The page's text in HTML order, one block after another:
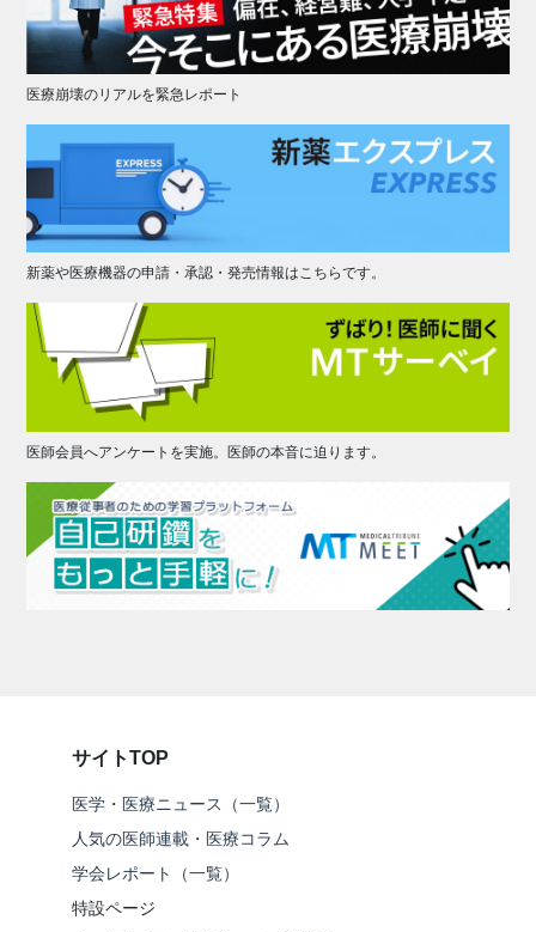
医療崩壊のリアルを緊急レポート
新薬や医療機器の申請・承認・発売情報はこちらです。
医師会員へアンケートを実施。医師の本音に迫ります。
サイトTOP
医学・医療ニュース（一覧）
人気の医師連載・医療コラム
学会レポート（一覧）
特設ページ